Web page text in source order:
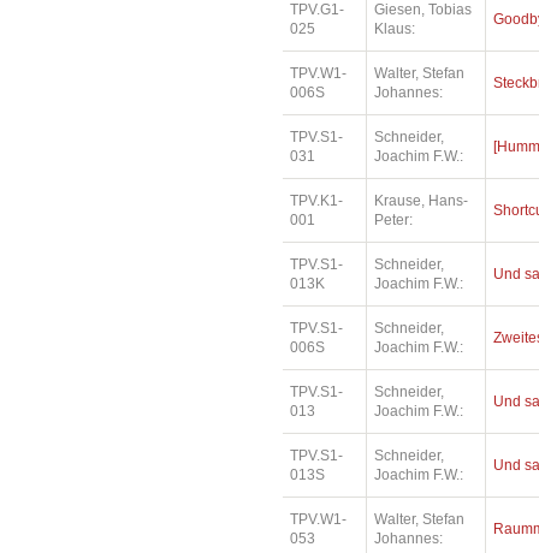
TPV.G1-
025
Giesen, Tobias
Klaus:
TPV.W1-
006S
Walter, Stefan
Johannes:
TPV.S1-
031
Schneider,
Joachim F.W.:
TPV.K1-
001
Krause, Hans-
Peter:
TPV.S1-
013K
Schneider,
Joachim F.W.:
Und
TPV.S1-
006S
Schneider,
Joachim F.W.:
TPV.S1-
013
Schneider,
Joachim F.W.:
Und
TPV.S1-
013S
Schneider,
Joachim F.W.:
Und
TPV.W1-
053
Walter, Stefan
Johannes: